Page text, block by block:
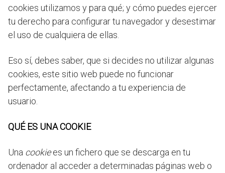
cookies utilizamos y para qué; y cómo puedes ejercer
tu derecho para configurar tu navegador y desestimar
el uso de cualquiera de ellas.
Eso sí, debes saber, que si decides no utilizar algunas
cookies, este sitio web puede no funcionar
perfectamente, afectando a tu experiencia de
usuario.
QUÉ ES UNA COOKIE
Una cookiees un fichero que se descarga en tu
ordenador al acceder a determinadas páginas web o